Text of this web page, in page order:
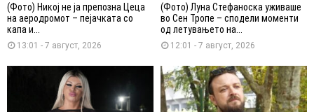
(Фото) Никој не ја препозна Цеца
на аеродромот – пејачката со
капа и...
13:01 - 7 август, 2026
(Фото) Луна Стефаноска уживаше
во Сен Тропе – сподели моменти
од летувањето на...
12:01 - 7 август, 2026